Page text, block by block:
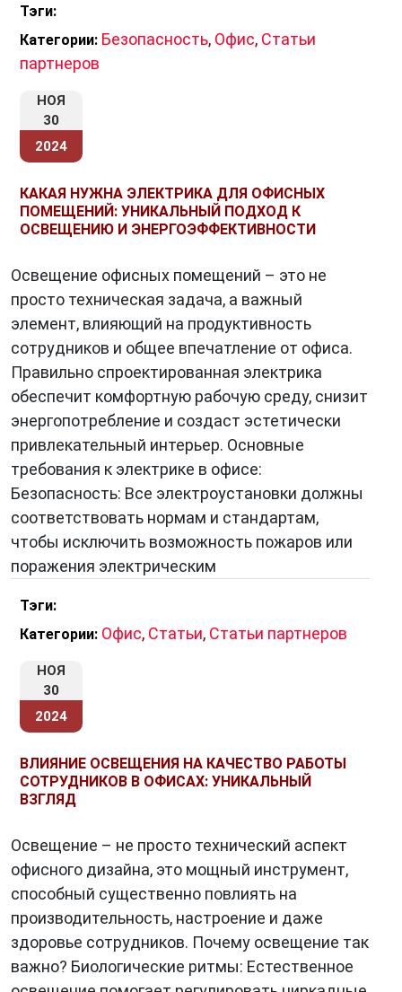
Тэги:
Категории: Безопасность, Офис, Статьи
партнеров
НОЯ
30
2024
КАКАЯ НУЖНА ЭЛЕКТРИКА ДЛЯ ОФИСНЫХ
ПОМЕЩЕНИЙ: УНИКАЛЬНЫЙ ПОДХОД К
ОСВЕЩЕНИЮ И ЭНЕРГОЭФФЕКТИВНОСТИ
Освещение офисных помещений – это не
просто техническая задача, а важный
элемент, влияющий на продуктивность
сотрудников и общее впечатление от офиса.
Правильно спроектированная электрика
обеспечит комфортную рабочую среду, снизит
энергопотребление и создаст эстетически
привлекательный интерьер. Основные
требования к электрике в офисе:
Безопасность: Все электроустановки должны
соответствовать нормам и стандартам,
чтобы исключить возможность пожаров или
поражения электрическим
Тэги:
Категории: Офис, Статьи, Статьи партнеров
НОЯ
30
2024
ВЛИЯНИЕ ОСВЕЩЕНИЯ НА КАЧЕСТВО РАБОТЫ
СОТРУДНИКОВ В ОФИСАХ: УНИКАЛЬНЫЙ
ВЗГЛЯД
Освещение – не просто технический аспект
офисного дизайна, это мощный инструмент,
способный существенно повлиять на
производительность, настроение и даже
здоровье сотрудников. Почему освещение так
важно? Биологические ритмы: Естественное